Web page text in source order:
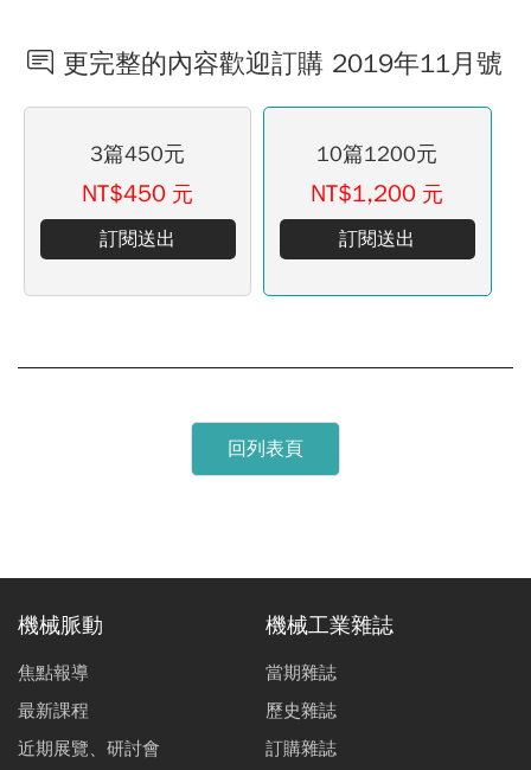
更完整的內容歡迎訂購 2019年11月號
3篇450元
NT$450 元
訂閱送出
10篇1200元
NT$1,200 元
訂閱送出
回列表頁
機械脈動
焦點報導
最新課程
近期展覽、研討會
機械工業雜誌
當期雜誌
歷史雜誌
訂購雜誌